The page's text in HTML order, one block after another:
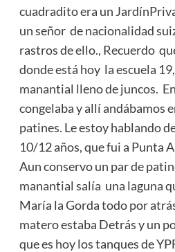
cuadradito era un
un señor de nacionalidad
rastros de ello., Recuerdo
donde está hoy la escuela
manantial lleno de juncos.
congelaba y allí andábamos
patines. Le estoy hablando
10/12 años, que fui a Punta
Aun conservo un par de
manantial salía una laguna
María la Gorda todo por
matero estaba Detrás y un
que es hoy los tanques de